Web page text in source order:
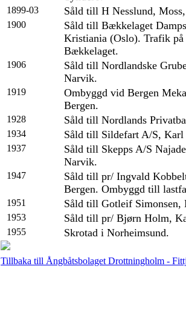
1899-03 Såld till H Nesslund,
1900
Såld till Bækkelaget
Kristiania (Oslo). Trafik
Bækkelaget.
1906
Såld till Nordlandske
Narvik.
1919
Ombyggd vid Bergen
Bergen.
1928 Såld till Nordlands
1934 Såld till Sildefart A/S, Karl
1937
Såld till Skepps A/S
Narvik.
1947
Såld till pr/ Ingvald
Bergen. Ombyggd till
1951 Såld till Gotleif Simonsen,
1953 Såld till pr/ Bjørn Holm,
1955 Skrotad i Norheimsund.
Tillbaka till Ångbåtsbolaget Drottningholm -